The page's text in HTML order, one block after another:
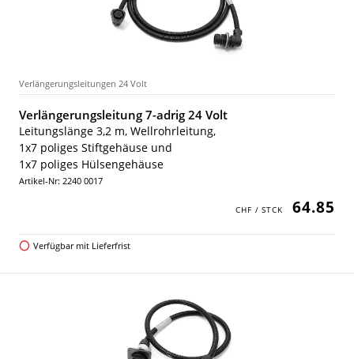
Verlängerungsleitungen 24 Volt
Verlängerungsleitung 7-adrig 24 Volt
Leitungslänge 3,2 m, Wellrohrleitung,
1x7 poliges Stiftgehäuse und
1x7 poliges Hülsengehäuse
Artikel-Nr: 2240 0017
64.85
Verfügbar mit Lieferfrist